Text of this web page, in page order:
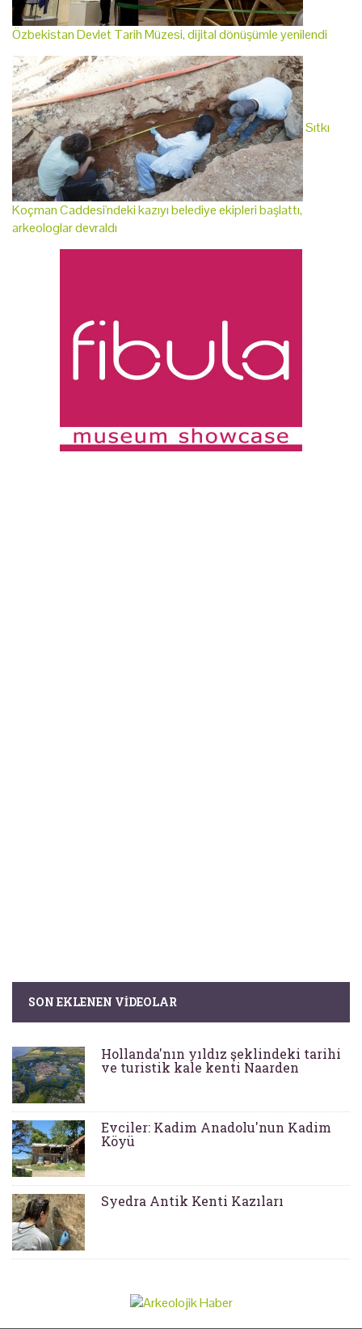
Özbekistan Devlet Tarih Müzesi, dijital dönüşümle yenilendi
Sıtkı
Koçman Caddesi'ndeki kazıyı belediye ekipleri başlattı,
arkeologlar devraldı
SON EKLENEN VIDEOLAR
Hollanda'nın yıldız şeklindeki tarihi
ve turistik kale kenti Naarden
Evciler: Kadim Anadolu'nun Kadim
Köyü
Syedra Antik Kenti Kazıları